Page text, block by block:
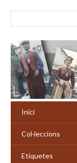
Inici
Col·leccions
Etiquetes